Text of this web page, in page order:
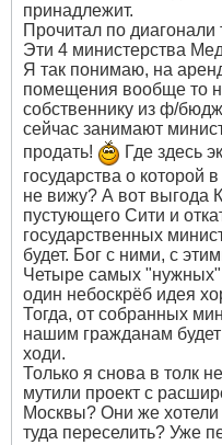
принадлежит.
Прочитал по
Эти 4 министерства
Я так понимаю, на
помещения вообще то
собственнику из ф/
сейчас занимают
продать!
Где здесь
государства о которой
не вижу? А вот выгода
пустующего Сити и
государственных
будет. Бог с ними, с
Четыре самых "нужных"
один небоскрёб идея
Тогда, от собранных
нашим гражданам будет
ходи.
Только я снова в толк
мутили проект с
Москвы? Они же
туда переселить? Уже